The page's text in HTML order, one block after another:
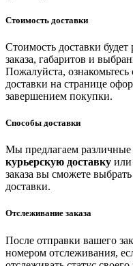
Стоимость доставки
Стоимость доставки будет
заказа, габаритов и
Пожалуйста,
доставки на странице
завершением покупки.
Способы доставки
Мы предлагаем
курьерскую доставку или
заказа вы сможете
доставки.
Отслеживание заказа
После отправки вашего
номером отслеживания,